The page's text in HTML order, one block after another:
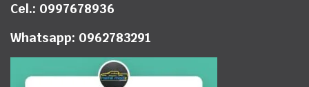
Cel.: 0997678936
Whatsapp: 0962783291